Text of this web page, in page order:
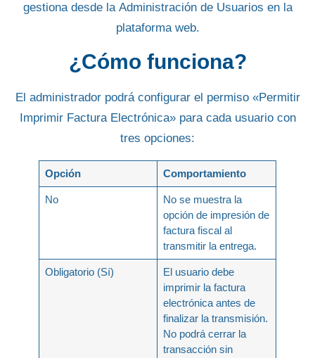
gestiona desde la Administración de Usuarios en la
plataforma web.
¿Cómo funciona?
El administrador podrá configurar el permiso «Permitir
Imprimir Factura Electrónica»para cada usuario con
tres opciones:
Opción Comportamiento
No
No se muestra la
opción de impresión de
factura fiscal al
transmitir la entrega.
Obligatorio (Sí) El usuario debe
imprimir la factura
electrónica antes de
finalizar la transmisión.
No podrá cerrar la
transacción sin